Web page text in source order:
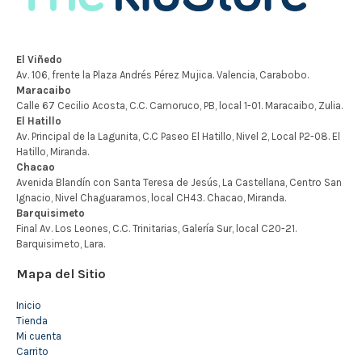
Mapa del Sitio
Inicio
Tienda
Mi cuenta
Carrito